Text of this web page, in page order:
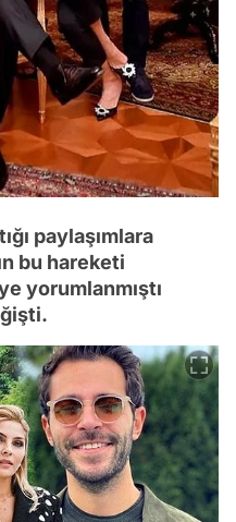
paylaşımlara
bu hareketi
yorumlanmıştı